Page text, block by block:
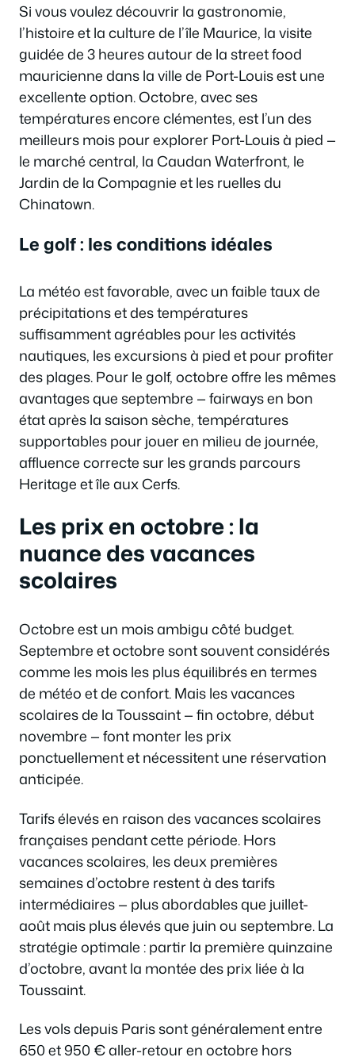
Si vous voulez découvrir la gastronomie,
l’histoire et la culture de l’île Maurice, la visite
guidée de 3 heures autour de la street food
mauricienne dans la ville de Port-Louis est une
excellente option. Octobre, avec ses
températures encore clémentes, est l’un des
meilleurs mois pour explorer Port-Louis à pied —
le marché central, la Caudan Waterfront, le
Jardin de la Compagnie et les ruelles du
Chinatown.
Le golf : les conditions idéales
La météo est favorable, avec un faible taux de
précipitations et des températures
suffisamment agréables pour les activités
nautiques, les excursions à pied et pour profiter
des plages. Pour le golf, octobre offre les mêmes
avantages que septembre — fairways en bon
état après la saison sèche, températures
supportables pour jouer en milieu de journée,
affluence correcte sur les grands parcours
Heritage et île aux Cerfs.
Les prix en octobre : la
nuance des vacances
scolaires
Octobre est un mois ambigu côté budget.
Septembre et octobre sont souvent considérés
comme les mois les plus équilibrés en termes
de météo et de confort. Mais les vacances
scolaires de la Toussaint — fin octobre, début
novembre — font monter les prix
ponctuellement et nécessitent une réservation
anticipée.
Tarifs élevés en raison des vacances scolaires
françaises pendant cette période. Hors
vacances scolaires, les deux premières
semaines d’octobre restent à des tarifs
intermédiaires — plus abordables que juillet-
août mais plus élevés que juin ou septembre. La
stratégie optimale : partir la première quinzaine
d’octobre, avant la montée des prix liée à la
Toussaint.
Les vols depuis Paris sont généralement entre
650 et 950 € aller-retour en octobre hors